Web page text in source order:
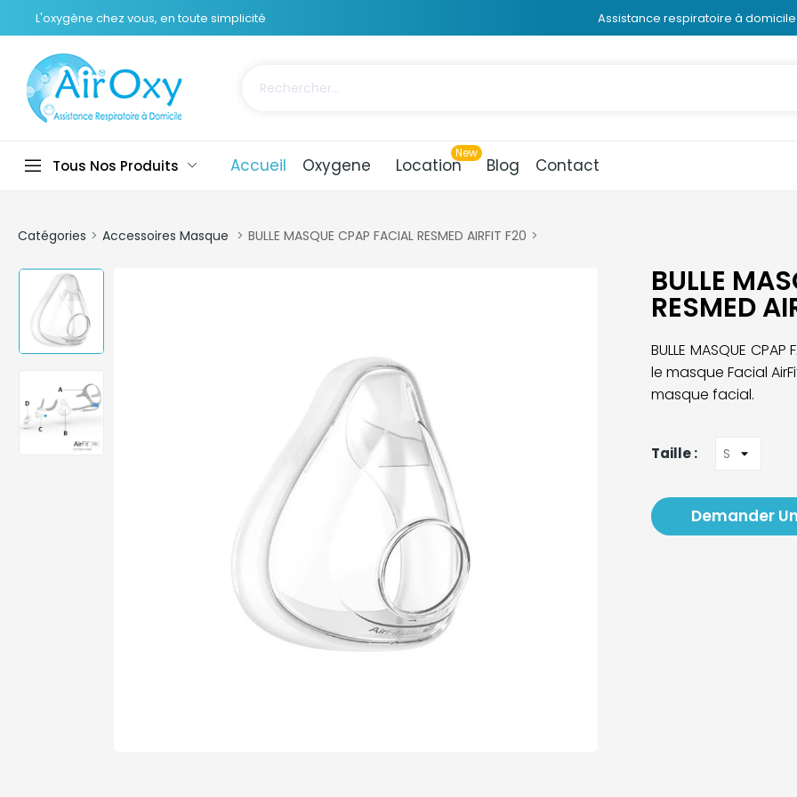
L'oxygène chez vous, en toute simplicité Assistance respiratoire à domicile
Tous Nos Produits Accueil Oxygene Location Blog Contact
Catégories Accessoires Masque BULLE MASQUE CPAP FACIAL RESMED AIRFIT F20
BULLE
RESMED
BULLE MASQUE CPAP
le masque Facial
masque facial.
Taille :
Demander